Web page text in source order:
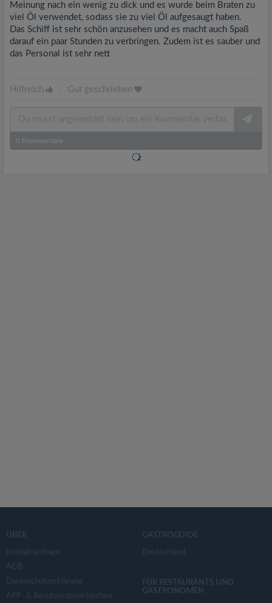
Meinung nach ein wenig zu dick und es wurde beim Braten zu
viel Öl verwendet, sodass sie zu viel Öl aufgesaugt haben.
Das Schiff ist sehr schön anzusehen und es macht auch Spaß
darauf ein paar Stunden zu verbringen. Zudem ist es sauber und
das Personal ist sehr nett
Hilfreich Gut geschrieben
0 Kommentare
ÜBER
Kontaktanfrage
AGB
Datenschutzerklärung
APP- & Benutzerdaten löschen
GASTROGUIDE
Deutschland
FÜR RESTAURANTS UND
GASTRONOMEN